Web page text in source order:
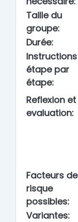
Taille du
groupe:
Durée:
Instructions
étape par
étape:
Reflexion et
evaluation:
Facteurs de
risque
possibles:
Variantes: